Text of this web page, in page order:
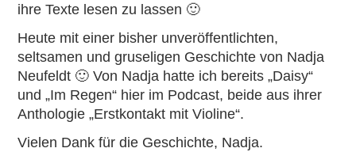
ihre Texte lesen zu lassen 🙂
Heute mit einer bisher unveröffentlichten,
seltsamen und gruseligen Geschichte von Nadja
Neufeldt 🙂 Von Nadja hatte ich bereits„Daisy“
und„Im Regen“ hier im Podcast, beide aus ihrer
Anthologie„Erstkontakt mit Violine“.
Vielen Dank für die Geschichte, Nadja.